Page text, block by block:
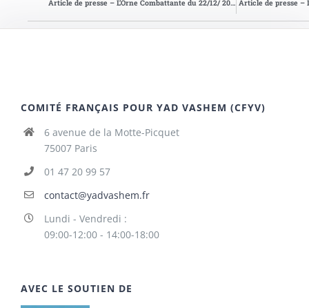
Article de presse – L’Orne Combattante du 22/12/ 2016 Article de presse –
COMITÉ FRANÇAIS POUR YAD VASHEM (CFYV)
6 avenue de la Motte-Picquet
75007 Paris
01 47 20 99 57
contact@yadvashem.fr
Lundi - Vendredi :
09:00-12:00 - 14:00-18:00
AVEC LE SOUTIEN DE